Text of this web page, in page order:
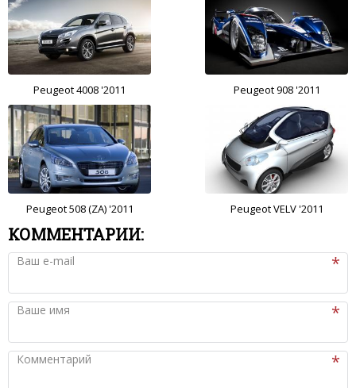
Peugeot 4008 '2011 Peugeot 908 '2011
Peugeot 508 (ZA) '2011 Peugeot VELV '2011
КОММЕНТАРИИ:
Ваш e-mail
Ваше имя
Комментарий